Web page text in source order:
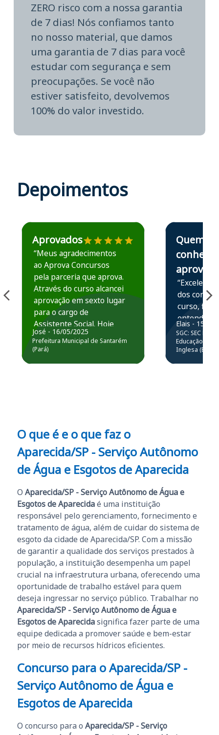
ZERO risco com a nossa garantia
de 7 dias! Nós confiamos tanto
no nosso material, que damos
uma garantia de 7 dias para você
estudar com segurança e sem
preocupações. Se você não
estiver satisfeito, devolvemos
100% do valor investido.
Depoimentos
Estudante José recomenda o Aprova Concursos em
Aprovados
“Meus agradecimentos
ao Aprova Concursos
pela parceria que aprova.
Através do curso alcancei
aprovação em sexto lugar
para o cargo de
Assistente Social. Hoje
estou atuando na
Prefeitura de Santarém.
José - 16/05/2025
Prefeitura Municipal de Santarém
(Pará)
Estudante Elais
Quem
conhece,
aprova
“Excelente
dos
curso,
entender e
prática
resolução
questões.”
Elais - 15/07/
SGC: SEC BA
Educação
Inglesa (Edital
O que é e o que faz o
Aparecida/SP - Serviço Autônomo
de Água e Esgotos de Aparecida
O Aparecida/SP - Serviço Autônomo de Água e
Esgotos de Aparecidaé uma instituição
responsável pelo gerenciamento, fornecimento e
tratamento de água, além de cuidar do sistema de
esgoto da cidade de Aparecida/SP. Com a missão
de garantir a qualidade dos serviços prestados à
população, a instituição desempenha um papel
crucial na infraestrutura urbana, oferecendo uma
oportunidade de trabalho estável para quem
deseja ingressar no serviço público. Trabalhar no
Aparecida/SP - Serviço Autônomo de Água e
Esgotos de Aparecidasignifica fazer parte de uma
equipe dedicada a promover saúde e bem-estar
por meio de recursos hídricos eficientes.
Concurso para o Aparecida/SP -
Serviço Autônomo de Água e
Esgotos de Aparecida
O concurso para o Aparecida/SP - Serviço